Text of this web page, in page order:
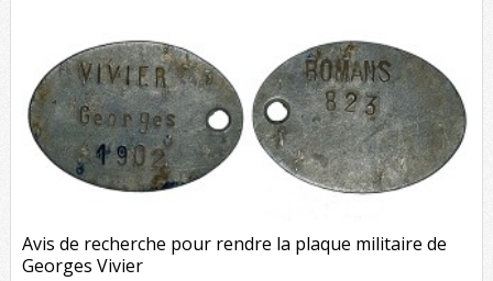
Avis de recherche pour rendre la plaque militaire de
Georges Vivier